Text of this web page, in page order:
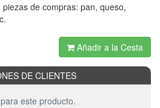
de compras: pan, queso,
Añadir a la Cesta
DE CLIENTES
este producto.